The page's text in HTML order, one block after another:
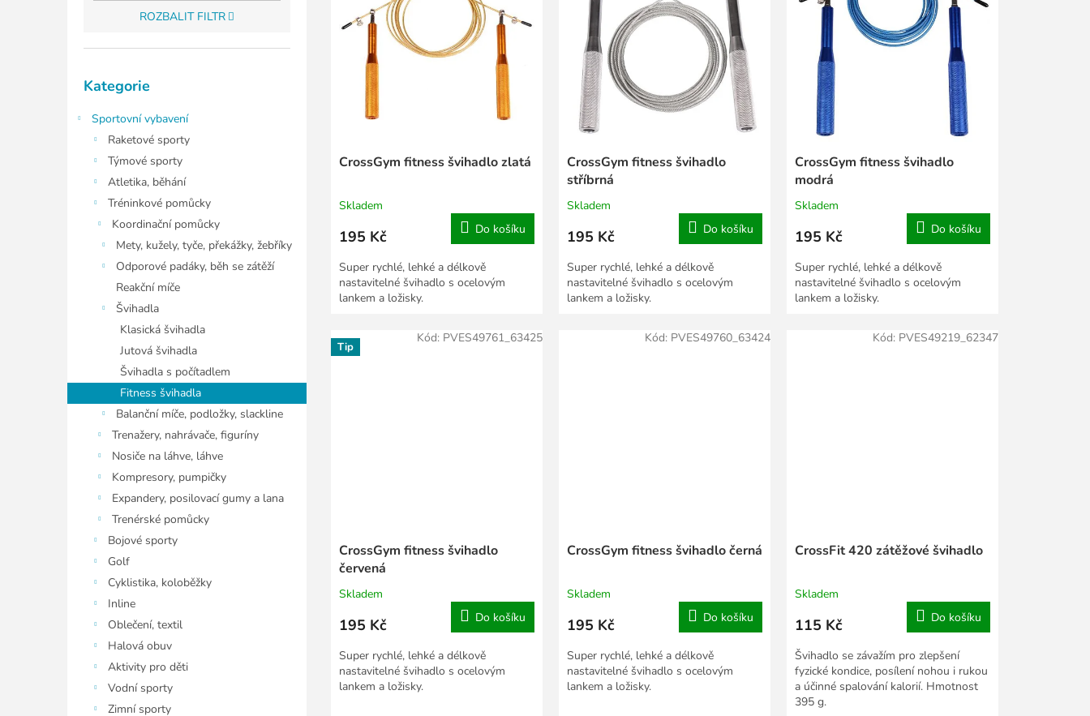
ROZBALIT FILTR
kategorie
Kategorie
Sportovní vybavení
Raketové sporty
Týmové sporty
Atletika, běhání
Tréninkové pomůcky
Koordinační pomůcky
Mety, kužely, tyče, překážky, žebříky
Odporové padáky, běh se zátěží
Reakční míče
Švihadla
Klasická švihadla
Jutová švihadla
Švihadla s počítadlem
Fitness švihadla
Balanční míče, podložky, slackline
Trenažery, nahrávače, figuríny
Nosiče na láhve, láhve
Kompresory, pumpičky
Expandery, posilovací gumy a lana
Trenérské pomůcky
Bojové sporty
Golf
Cyklistika, koloběžky
Inline
Oblečení, textil
Halová obuv
Aktivity pro děti
Vodní sporty
Zimní sporty
CrossGym fitness švihadlo zlatá
Skladem
195 Kč Do košíku
Super rychlé, lehké a délkově
nastavitelné švihadlo s ocelovým
lankem a ložisky.
CrossGym fitness švihadlo
stříbrná
Skladem
195 Kč Do košíku
Super rychlé, lehké a délkově
nastavitelné švihadlo s ocelovým
lankem a ložisky.
CrossGym fitness švihadlo
modrá
Skladem
195 Kč Do košíku
Super rychlé, lehké a délkově
nastavitelné švihadlo s ocelovým
lankem a ložisky.
Tip
CrossGym fitness švihadlo
červená
Skladem
195 Kč Do košíku
Super rychlé, lehké a délkově
nastavitelné švihadlo s ocelovým
lankem a ložisky.
Kód: PVES49761_63425
CrossGym fitness švihadlo černá
Skladem
195 Kč Do košíku
Super rychlé, lehké a délkově
nastavitelné švihadlo s ocelovým
lankem a ložisky.
Kód: PVES49760_63424
CrossFit 420 zátěžové švihadlo
Skladem
115 Kč Do košíku
Švihadlo se závažím pro zlepšení
fyzické kondice, posílení nohou i rukou
a účinné spalování kalorií. Hmotnost
395 g.
Kód: PVES49219_62347